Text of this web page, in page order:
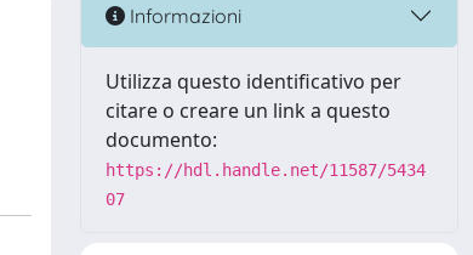
Informazioni
Utilizza questo identificativo per
citare o creare un link a questo
documento:
https://hdl.handle.net/11587/5434
07